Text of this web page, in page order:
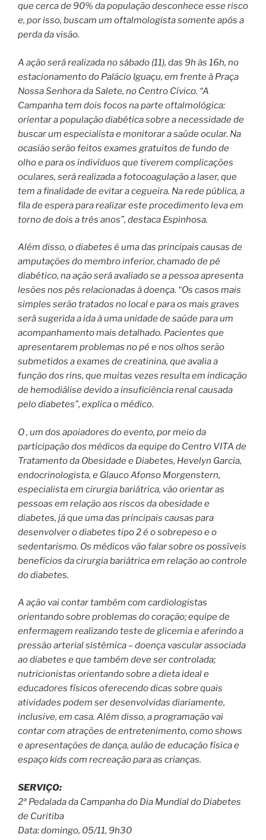
que cerca de 90% da população desconhece esse risco
e, por isso, buscam um oftalmologista somente após a
perda da visão.
A ação será realizada no sábado (11), das 9h às 16h, no
estacionamento do Palácio Iguaçu, em frente à Praça
Nossa Senhora da Salete, no Centro Cívico. “A
Campanha tem dois focos na parte oftalmológica:
orientar a população diabética sobre a necessidade de
buscar um especialista e monitorar a saúde ocular. Na
ocasião serão feitos exames gratuitos de fundo de
olho e para os indivíduos que tiverem complicações
oculares, será realizada a fotocoagulação a laser, que
tem a finalidade de evitar a cegueira. Na rede pública, a
fila de espera para realizar este procedimento leva em
torno de dois a três anos”, destaca Espinhosa.
Além disso, o diabetes é uma das principais causas de
amputações do membro inferior, chamado de pé
diabético, na ação será avaliado se a pessoa apresenta
lesões nos pés relacionadas à doença. “Os casos mais
simples serão tratados no local e para os mais graves
será sugerida a ida à uma unidade de saúde para um
acompanhamento mais detalhado. Pacientes que
apresentarem problemas no pé e nos olhos serão
submetidos a exames de creatinina, que avalia a
função dos rins, que muitas vezes resulta em indicação
de hemodiálise devido a insuficiência renal causada
pelo diabetes”, explica o médico.
O , um dos apoiadores do evento, por meio da
participação dos médicos da equipe do Centro VITA de
Tratamento da Obesidade e Diabetes, Hevelyn Garcia,
endocrinologista, e Glauco Afonso Morgenstern,
especialista em cirurgia bariátrica, vão orientar as
pessoas em relação aos riscos da obesidade e
diabetes, já que uma das principais causas para
desenvolver o diabetes tipo 2 é o sobrepeso e o
sedentarismo. Os médicos vão falar sobre os possíveis
benefícios da cirurgia bariátrica em relação ao controle
do diabetes.
A ação vai contar também com cardiologistas
orientando sobre problemas do coração; equipe de
enfermagem realizando teste de glicemia e aferindo a
pressão arterial sistêmica – doença vascular associada
ao diabetes e que também deve ser controlada;
nutricionistas orientando sobre a dieta ideal e
educadores físicos oferecendo dicas sobre quais
atividades podem ser desenvolvidas diariamente,
inclusive, em casa. Além disso, a programação vai
contar com atrações de entretenimento, como shows
e apresentações de dança, aulão de educação física e
espaço kids com recreação para as crianças.
SERVIÇO:
2ª Pedalada da Campanha do Dia Mundial do Diabetes
de Curitiba
Data: domingo, 05/11, 9h30